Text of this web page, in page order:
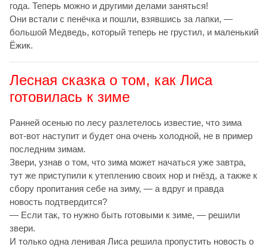
года. Теперь можно и другими делами заняться!
Они встали с пенёчка и пошли, взявшись за лапки, —
большой Медведь, который теперь не грустил, и маленький
Ёжик.
Лесная сказка о том, как Лиса
готовилась к зиме
Ранней осенью по лесу разлетелось известие, что зима
вот-вот наступит и будет она очень холодной, не в пример
последним зимам.
Звери, узнав о том, что зима может начаться уже завтра,
тут же приступили к утеплению своих нор и гнёзд, а также к
сбору пропитания себе на зиму, — а вдруг и правда
новость подтвердится?
— Если так, то нужно быть готовыми к зиме, — решили
звери.
И только одна ленивая Лиса решила пропустить новость о